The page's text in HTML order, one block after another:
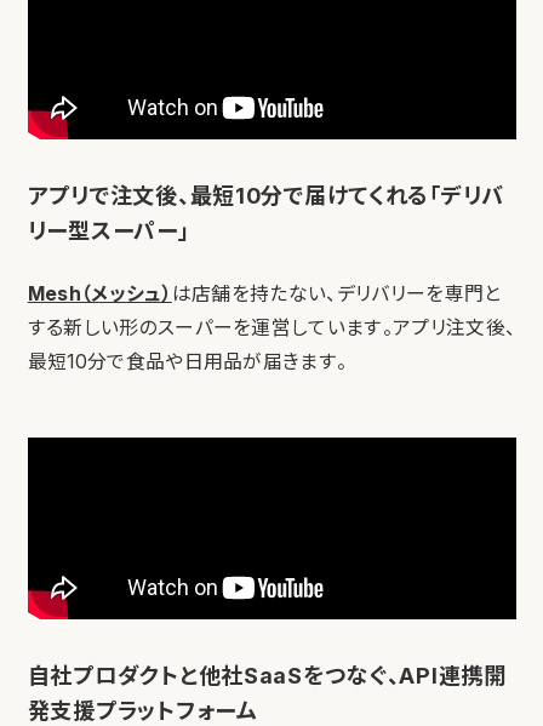
アプリで注文後、最短10分で届けてくれる「デリバ
リー型スーパー」
Mesh（メッシュ） は店舗を持たない、デリバリーを専門と
する新しい形のスーパーを運営しています。アプリ注文後、
最短10分で食品や日用品が届きます。
自社プロダクトと他社SaaSをつなぐ、API連携開
発支援プラットフォーム